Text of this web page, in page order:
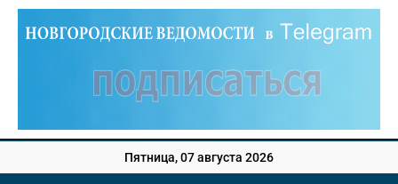
Пятница, 07 августа 2026